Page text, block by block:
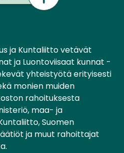
ja Kuntaliitto vetävät
ja Luontoviisaat kunnat -
yhteistyötä erityisesti
monien muiden
rahoituksesta
maa- ja
Suomen
ja muut rahoittajat